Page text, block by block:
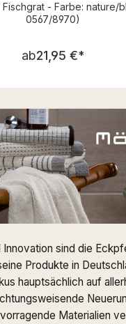
nature/black - 081 (1-
0567/8970)
Regulärer
ab21,95 €*
sind die
Produkte in
hauptsächlich auf
Materialien